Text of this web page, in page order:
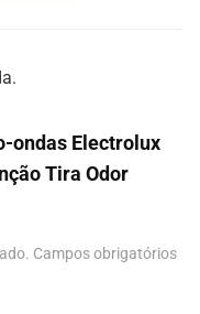
ondas Electrolux
Tira Odor
Campos obrigatórios